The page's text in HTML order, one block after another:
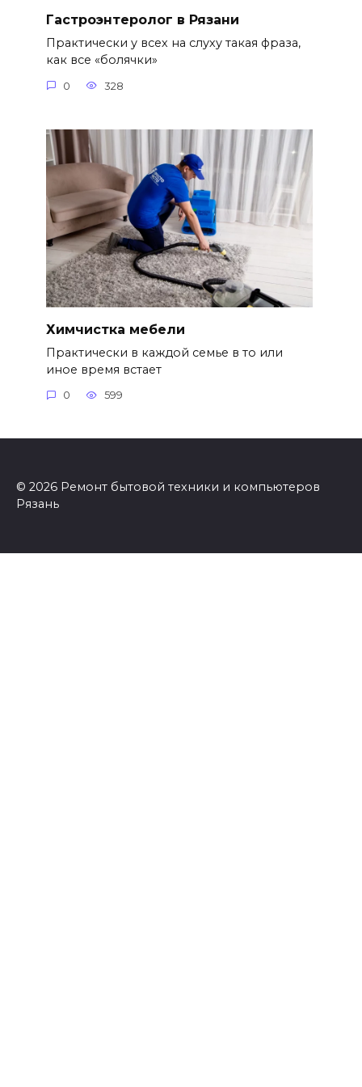
Гастроэнтеролог в Рязани
Практически у всех на слуху такая фраза,
как все «болячки»
0 328
Химчистка мебели
Практически в каждой семье в то или
иное время встает
0 599
© 2026 Ремонт бытовой техники и компьютеров
Рязань